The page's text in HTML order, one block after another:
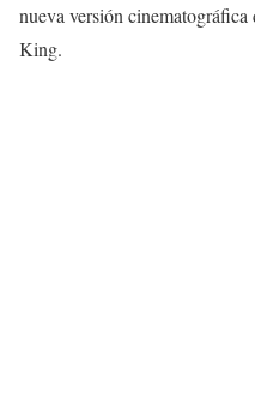
nueva versión cinematográfica
King.